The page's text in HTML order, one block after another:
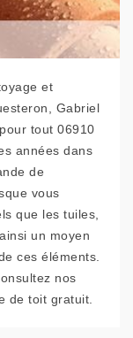
et
Gabriel
tout 06910
années dans
de
vous
que les tuiles,
un moyen
ces éléments.
nos
de toit gratuit.